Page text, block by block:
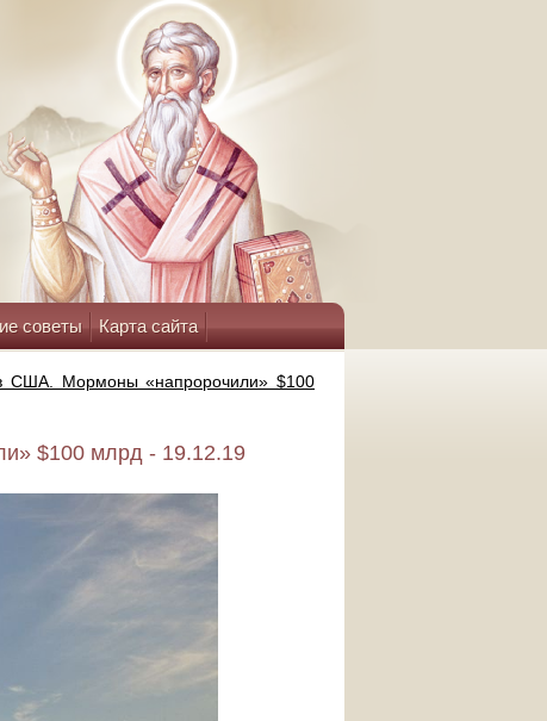
советы Карта сайта
США. Мормоны «напророчили» $100
$100 млрд - 19.12.19